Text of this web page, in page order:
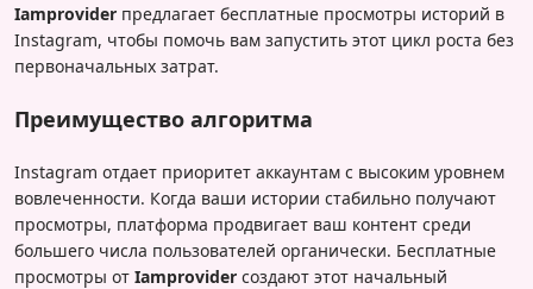
Iamprovider предлагает бесплатные просмотры историй в
Instagram, чтобы помочь вам запустить этот цикл роста без
первоначальных затрат.
Преимущество алгоритма
Instagram отдает приоритет аккаунтам с высоким уровнем
вовлеченности. Когда ваши истории стабильно получают
просмотры, платформа продвигает ваш контент среди
большего числа пользователей органически. Бесплатные
просмотры от Iamprovider создают этот начальный